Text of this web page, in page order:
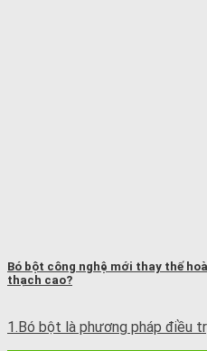
Bó bột công nghệ mới thay thế
thạch cao?
1.Bó bột là phương pháp điều